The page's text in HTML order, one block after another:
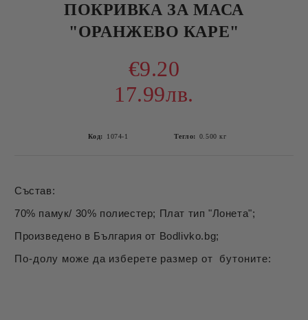
ПОКРИВКА ЗА МАСА
"ОРАНЖЕВО КАРЕ"
€9.20
17.99лв.
Код: 1074-1 Тегло: 0.500 кг
Състав:
70% памук/ 30% полиестер; Плат тип "Лонета";
Произведено в България от Bodlivko.bg;
По-долу може да изберете размер от бутоните: